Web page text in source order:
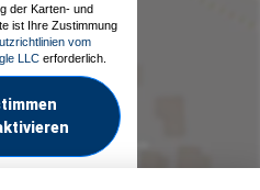
der Karten- und
ist Ihre Zustimmung
vom
LLC erforderlich.